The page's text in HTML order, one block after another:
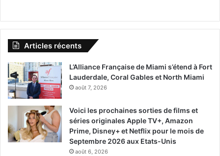
Articles récents
L’Alliance Française de Miami s’étend à Fort
Lauderdale, Coral Gables et North Miami
août 7, 2026
Voici les prochaines sorties de films et
séries originales Apple TV+, Amazon
Prime, Disney+ et Netflix pour le mois de
Septembre 2026 aux Etats-Unis
août 6, 2026